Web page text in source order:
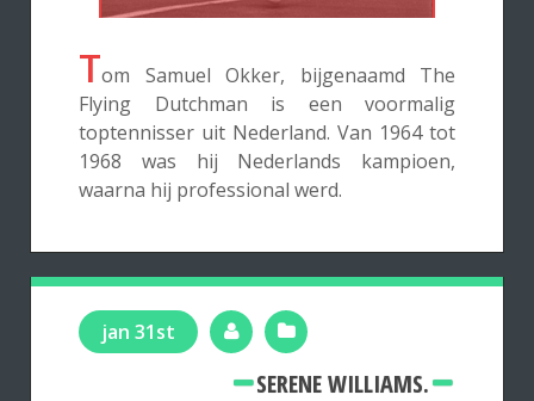
Tom Samuel Okker, bijgenaamd The
Flying Dutchman is een voormalig
toptennisser uit Nederland. Van 1964 tot
1968 was hij Nederlands kampioen,
waarna hij professional werd.
jan 31st
SERENE WILLIAMS.